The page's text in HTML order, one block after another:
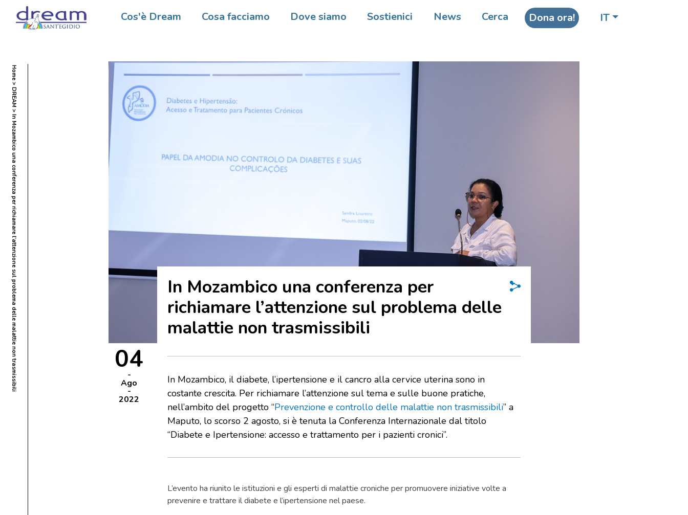
Cos'è Dream Cosa facciamo Dove siamo Sostienici News Cerca Dona ora! IT
Home
DREAM
In Mozambico una conferenza per richiamare l’attenzione sul problema delle malattie non trasmissibili 04
Ago
2022
In Mozambico una conferenza per
richiamare l’attenzione sul problema delle
malattie non trasmissibili
In Mozambico, il diabete, l’ipertensione e il cancro alla cervice uterina sono in
costante crescita. Per richiamare l’attenzione sul tema e sulle buone pratiche,
nell’ambito del progetto “Prevenzione e controllo delle malattie non trasmissibili” a
Maputo, lo scorso 2 agosto, si è tenuta la Conferenza Internazionale dal titolo
“Diabete e Ipertensione: accesso e trattamento per i pazienti cronici”.
L’evento ha riunito le istituzioni e gli esperti di malattie croniche per promuovere iniziative volte a
prevenire e trattare il diabete e l’ipertensione nel paese.